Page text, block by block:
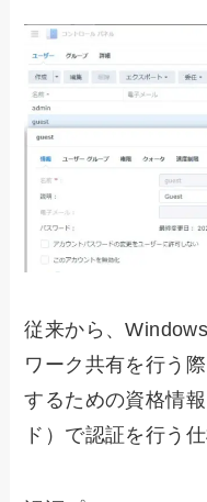
従来から、
ワーク共有を行う
するための資格情
ド）で認証を行う